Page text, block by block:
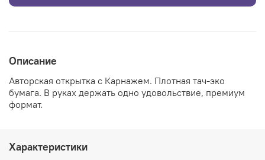
Описание
Авторская открытка с Карнажем. Плотная тач-эко
бумага. В руках держать одно удовольствие, премиум
формат.
Характеристики